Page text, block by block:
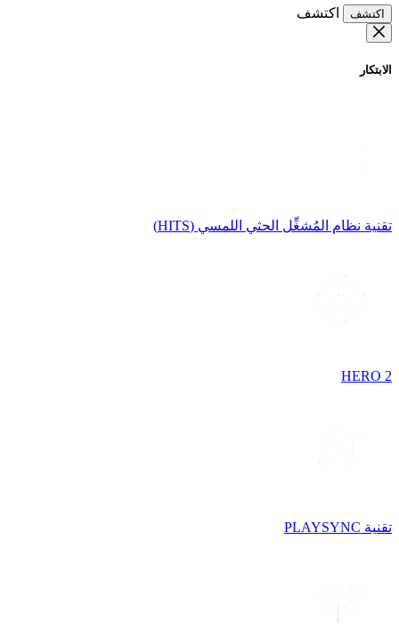
اكتشف اكتشف
الابتكار
تقنية نظام المُشغِّل الحثي اللمسي (HITS)
HERO 2
تقنية PLAYSYNC